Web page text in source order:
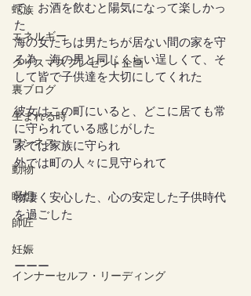
蛇族
エネルギー
クリスマスプレゼント企画
裏ブログ
生まれる時
ワンネス
動物
瞑想
師匠
妊娠
インナーセルフ・リーディング
て、お酒を飲むと陽気になって楽しかっ
た
海の女たちは男たちが居ない間の家を守
る為、海の男と同じくらい逞しくて、そ
して皆で子供達を大切にしてくれた
彼女はこの町にいると、どこに居ても常
に守られている感じがした
家では家族に守られ
外では町の人々に見守られて
物凄く安心した、心の安定した子供時代
を過ごした
ーーー